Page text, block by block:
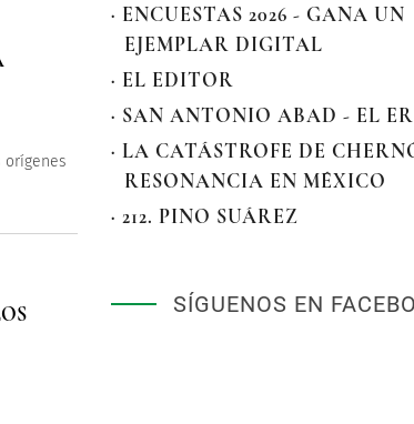
orígenes
· ENCUESTAS 2026 - GANA UN
EJEMPLAR DIGITAL
· EL EDITOR
· SAN ANTONIO ABAD - EL
· LA CATÁSTROFE DE
RESONANCIA EN MÉXICO
· 212. PINO SUÁREZ
SÍGUENOS EN